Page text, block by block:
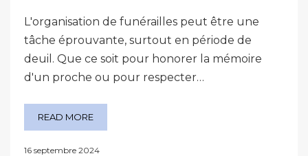
L'organisation de funérailles peut être une
tâche éprouvante, surtout en période de
deuil. Que ce soit pour honorer la mémoire
d'un proche ou pour respecter…
READ MORE
16 septembre 2024